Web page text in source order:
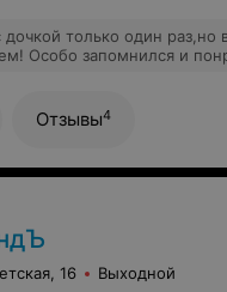
только один раз,но
Особо запомнился и
Отзывы4
16 Выходной